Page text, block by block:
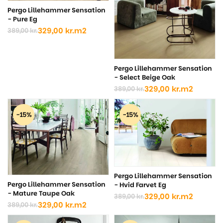
Pergo Lillehammer Sensation
- Pure Eg
389,00kr.
Den
329,00 kr.
Den
m2
Pergo Lillehammer Sensation
- Select Beige Oak
389,00kr.
Den
oprindelige
pris
var:
389,00 kr..
329,00 kr.
Den
aktuelle
pris
er:
329,00 kr..
m2
-15%
Pergo Lillehammer Sensation
- Mature Taupe Oak
389,00kr.
Den
oprindelige
329,00 kr.
Den
aktuelle
m2
-15%
Pergo Lillehammer Sensation
- Hvid Farvet Eg
389,00kr.
Den
pris
329,00 kr.
Den
pris
m2